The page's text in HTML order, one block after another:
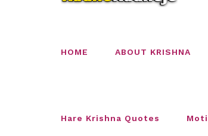
HOME ABOUT KRISHNA
Hare Krishna Quotes